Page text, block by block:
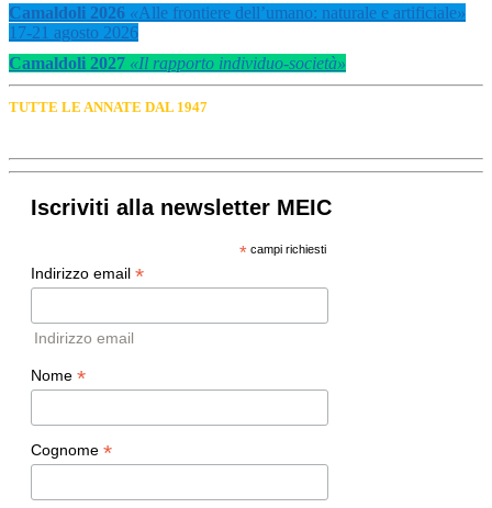
Camaldoli 2026 «Alle frontiere dell’umano: naturale e artificiale»
17-21 agosto 2026
Camaldoli 2027 «Il rapporto individuo-società»
TUTTE LE ANNATE DAL 1947
Iscriviti alla newsletter MEIC
*campi richiesti
Indirizzo email *
Indirizzo email
Nome *
Cognome *